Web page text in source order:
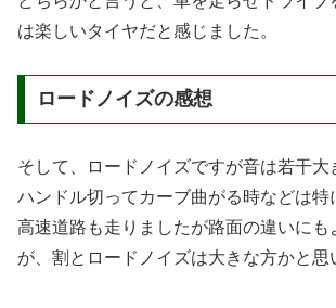
は楽しいタイヤだと感じました。
ロードノイズの感想
そして、ロードノイズですが音は若干大
ハンドル切ってカーブ曲がる時などは特
高速道路も走りましたが路面の違いにも
が、割とロードノイズは大きな方かと思